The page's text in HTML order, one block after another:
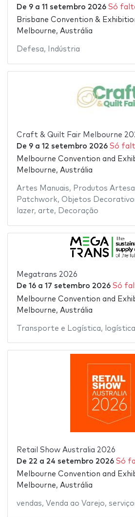
De 9a 11 setembro 2026 Só
Brisbane Convention &
Melbourne, Austrália
Defesa, Indústria
Craft & Quilt Fair Melbourne
De 9a 12 setembro 2026 Só
Melbourne Convention and
Melbourne, Austrália
Artes Manuais, Produtos
Patchwork, Objetos
lazer, arte, Decoração
Megatrans 2026
De 16a 17 setembro 2026 Só
Melbourne Convention and
Melbourne, Austrália
Transporte e Logística, logística
Retail Show Australia 2026
De 22 a 24 setembro 2026 Só
Melbourne Convention and
Melbourne, Austrália
vendas, Venda ao Varejo,